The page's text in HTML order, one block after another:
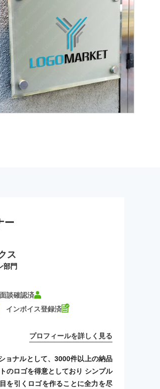
ー
ス
部門
面談確認済
インボイス登録済
プロフィールを詳しく見る
ョナルとして、3000件以上の納品
のロゴを得意としており シンプル
を引くロゴを作ることに全力を尽